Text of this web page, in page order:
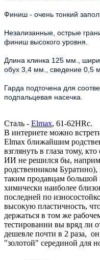
Финиш - очень тонкий
Незализанные, острые
финиш высокого уровня.
Длина клинка 125 мм.,
обух 3,4 мм., сведение 0,5
Гарда подточена для
подпальцевая насечка.
Сталь - Elmax, 61-62HRc.
В интернете можно
Elmax ближайшим
взглянуть в глаза тому,
ИИ не решился бы,
родственником Буратино),
таким продавцам большой
химически наиболее
последней по
высокую пластичность,
держаться в том же
тестировании вы вряд ли
дешевле почти в 2 раза,
"золотой" серединой для